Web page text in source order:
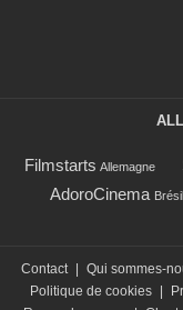
Filmstarts Allemagne
AdoroCinema Brésil
Contact Qui sommes-
Politique de cookies